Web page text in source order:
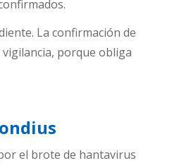
La confirmación de
porque obliga
el brote de hantavirus